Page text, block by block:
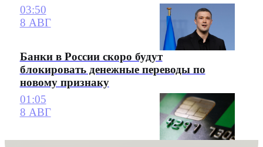
03:50
8 АВГ
Банки в России скоро будут
блокировать денежные переводы по
новому признаку
01:05
8 АВГ